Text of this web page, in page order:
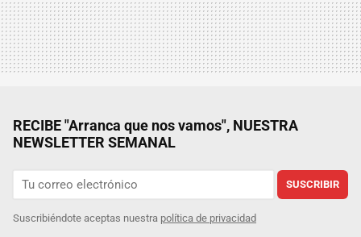
RECIBE "Arranca que nos vamos", NUESTRA
NEWSLETTER SEMANAL
SUSCRIBIR
Suscribiéndote aceptas nuestra política de privacidad